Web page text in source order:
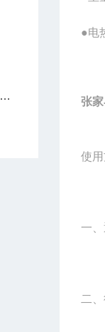
●电
张
使
一
二